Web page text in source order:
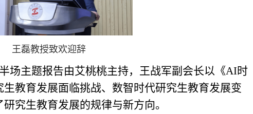
磊教授致欢迎辞
场主题报告由艾桃桃主持，王战军副会长以《AI时
教育发展面临挑战、数智时代研究生教育发展变
究生教育发展的规律与新方向。